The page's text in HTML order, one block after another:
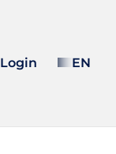
Login EN